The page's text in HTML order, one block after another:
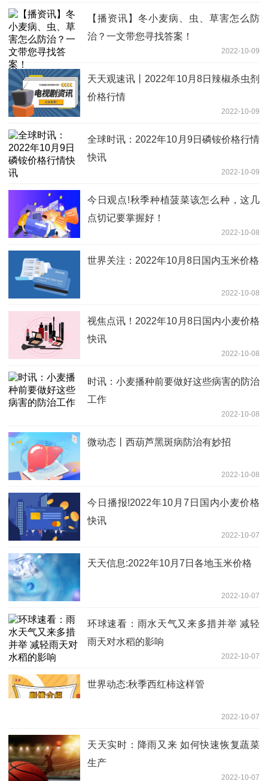
【播资讯】冬小麦病、虫、草害怎么防
治？一文带您寻找答案！
2022-10-09
天天观速讯丨2022年10月8日辣椒杀虫剂
价格行情
2022-10-09
全球时讯：2022年10月9日磷铵价格行情
快讯
2022-10-09
今日观点!秋季种植菠菜该怎么种，这几
点切记要掌握好！
2022-10-08
世界关注：2022年10月8日国内玉米价格
2022-10-08
视焦点讯！2022年10月8日国内小麦价格
快讯
2022-10-08
时讯：小麦播种前要做好这些病害的防治
工作
2022-10-08
微动态丨西葫芦黑斑病防治有妙招
2022-10-08
今日播报!2022年10月7日国内小麦价格
快讯
2022-10-07
天天信息:2022年10月7日各地玉米价格
2022-10-07
环球速看：雨水天气又来多措并举 减轻
雨天对水稻的影响
2022-10-07
世界动态:秋季西红柿这样管
2022-10-07
天天实时：降雨又来 如何快速恢复蔬菜
生产
2022-10-07